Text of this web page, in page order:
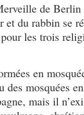
de
et du rabbin se
les trois
en
des mosquées
mais il